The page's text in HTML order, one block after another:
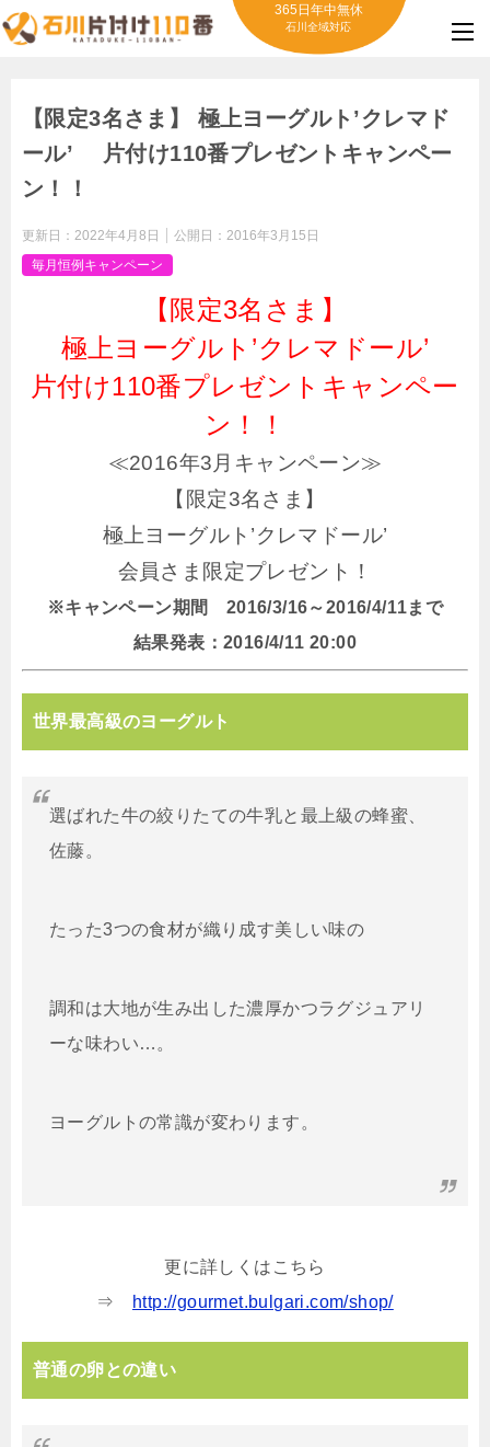
365日年中無休
石川全域対応
【限定3名さま】 極上ヨーグルト’クレマド
ール’ 片付け110番プレゼントキャンペー
ン！！
更新日： 2022年4月8日 公開日： 2016年3月15日
毎月恒例キャンペーン
【限定3名さま】
極上ヨーグルト’クレマドール’
片付け110番プレゼントキャンペー
ン！！
≪2016年3月キャンペーン≫
【限定3名さま】
極上ヨーグルト’クレマドール’
会員さま限定プレゼント！
※キャンペーン期間 2016/3/16～2016/4/11まで
結果発表：2016/4/11 20:00
世界最高級のヨーグルト
選ばれた牛の絞りたての牛乳と最上級の蜂蜜、
佐藤。
たった3つの食材が織り成す美しい味の
調和は大地が生み出した濃厚かつラグジュアリ
ーな味わい…。
ヨーグルトの常識が変わります。
更に詳しくはこちら
⇒
http://gourmet.bulgari.com/shop/
普通の卵との違い